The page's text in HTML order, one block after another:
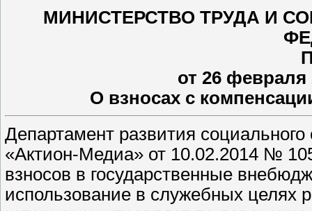
МИНИСТЕРСТВО ТРУДА И
от 26
О взносах с
Департамент развития
«Актион-Медиа» от 10.02.2014 №
взносов в государственные
использование в служебных целях